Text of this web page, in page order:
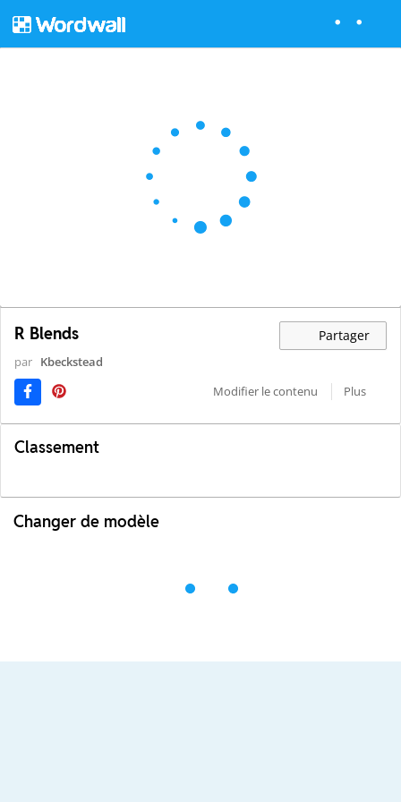
R Blends Partager
par Kbeckstead
Modifier le contenu
Plus
Classement
Changer de modèle